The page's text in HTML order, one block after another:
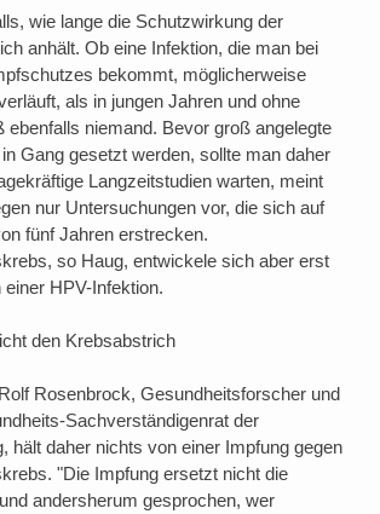
wie lange die Schutzwirkung der
anhält. Ob eine Infektion, die man bei
bekommt, möglicherweise
als in jungen Jahren und ohne
ebenfalls niemand. Bevor groß angelegte
Gang gesetzt werden, sollte man daher
Langzeitstudien warten, meint
nur Untersuchungen vor, die sich auf
fünf Jahren erstrecken.
so Haug, entwickele sich aber erst
HPV-Infektion.
den Krebsabstrich
Rosenbrock, Gesundheitsforscher und
Sachverständigenrat der
hält daher nichts von einer Impfung gegen
"Die Impfung ersetzt nicht die
andersherum gesprochen, wer